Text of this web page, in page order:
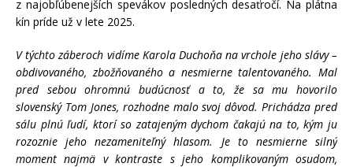
z najobľúbenejších spevákov posledných desaťročí. Na plátna
kín príde už v lete 2025.
V týchto záberoch vidíme Karola Duchoňa na vrchole jeho slávy –
obdivovaného, zbožňovaného a nesmierne talentovaného. Mal
pred sebou ohromnú budúcnosť a to, že sa mu hovorilo
slovenský Tom Jones, rozhodne malo svoj dôvod. Prichádza pred
sálu plnú ľudí, ktorí so zatajeným dychom čakajú na to, kým ju
rozoznie jeho nezameniteľný hlasom. Je to nesmierne silný
moment najmä v kontraste s jeho komplikovaným osudom,